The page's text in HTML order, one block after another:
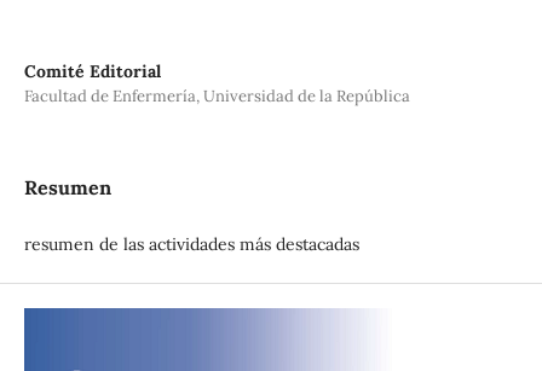
Comité Editorial
Facultad de Enfermería, Universidad de la República
Resumen
resumen de las actividades más destacadas